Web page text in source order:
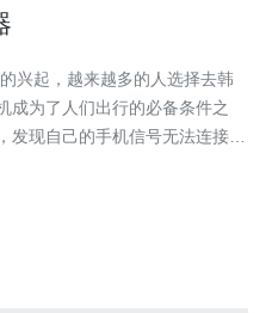
成为了人们出行的必备条件之
现自己的手机信号无法连接当
。 联通卡到韩国无